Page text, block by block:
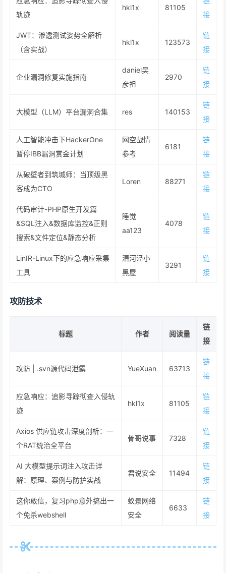
轨迹
hkl1x 81105
接
JWT：渗透测试姿势全解析
（含实战）
hkl1x 123573
链
接
企业漏洞修复实施指南
daniel吴
彦祖
2970
链
接
大模型（LLM）平台漏洞合集 res 140153
链
接
人工智能冲击下HackerOne
暂停IBB漏洞赏金计划
网空战情
参考
6181
链
接
从破壁者到筑城师：当顶级黑
客成为CTO
Loren 88271
链
接
代码审计-PHP原生开发篇
&SQL注入&数据库监控&正则
搜索&文件定位&静态分析
睡觉
aa123
4078
链
接
LinIR-Linux下的应急响应采集
工具
漕河泾小
黑屋
3291
链
接
攻防技术
标题 作者 阅读量
链
接
攻防 | .svn源代码泄露 YueXuan 63713
链
接
应急响应：追影寻踪彻查入侵轨
迹
hkl1x 81105
链
接
Axios 供应链攻击深度剖析：一
个RAT统治全平台
骨哥说事 7328
链
接
AI 大模型提示词注入攻击详
解：原理、案例与防护实战
君说安全 11494
链
接
这你敢信，复习php意外搞出一
个免杀webshell
蚁景网络
安全
6633
链
接